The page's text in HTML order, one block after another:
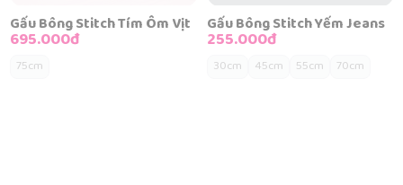
Gấu Bông Stitch Tím Ôm Vịt
695.000đ
75cm
Gấu Bông Stitch Yếm Jeans
255.000đ
30cm 45cm 55cm 70cm